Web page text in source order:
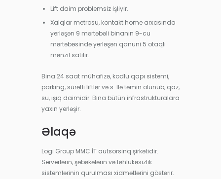
Lift daim problemsiz işliyir.
Xalqlar metrosu, kontakt home arxasında
yerləşən 9 mərtəbəli binanın 9-cu
mərtəbəsində yerləşən qanuni 5 otaqlı
mənzil satılır.
Bina 24 saat mühafizə, kodlu qapı sistemi,
parking, sürətli liftlər və s. Ilə təmin olunub, qaz,
su, işıq daimidir. Bina bütün infrastrukturalara
yaxın yerləşir.
Əlaqə
Logi Group MMC İT autsorsinq şirkətidir.
Serverlərin, şəbəkələrin və təhlükəsizlik
sistemlərinin qurulması xidmətlərini göstərir.